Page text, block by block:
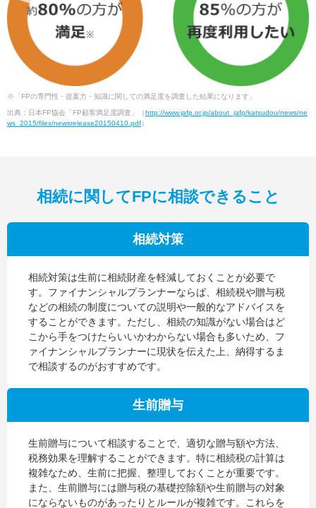
※「FPの専門性・提案力・知識に関しての満足度を調査した結果になります」
出典：日本FP協会「FP顧客満足度調査」（http://www.jafp.or.jp/about_jafp/katsudou/news/ne
ws_2015/files/newsrelease20150410.pdf）
相続に関してFPに相談できること
相続対策
相続対策は生前に相続財産を軽減しておくことが必要で
す。ファイナンシャルプランナーならば、相続税や贈与税
などの相続の制度についての説明や一般的なアドバイスを
することができます。ただし、相続の知識がない場合はど
こから手をつけたらいいかわからない場合も多いため、フ
ァイナンシャルプランナーに現状を伝えた上、納得するま
で相談するのがおすすめです。
生前贈与
生前贈与について相談することで、適切な贈与額や方法、
税務効果を理解することができます。特に相続税の計算は
複雑なため、生前に把握、整理しておくことが重要です。
また、生前贈与には贈与税の基礎控除額や生前贈与の対象
にならないものがあったりとルールが複雑です。これらを